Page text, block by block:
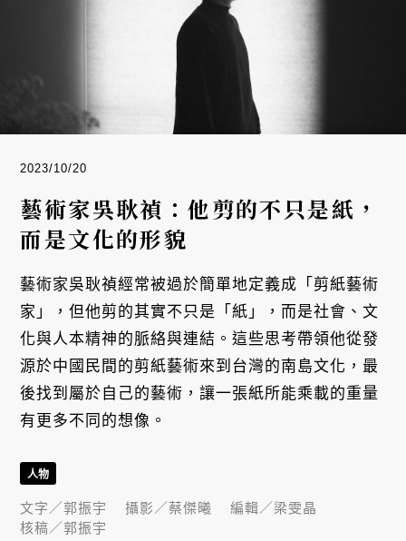
2023/10/20
藝術家吳耿禎：他剪的不只是紙，
而是文化的形貌
藝術家吳耿禎經常被過於簡單地定義成「剪紙藝術
家」，但他剪的其實不只是「紙」，而是社會、文
化與人本精神的脈絡與連結。這些思考帶領他從發
源於中國民間的剪紙藝術來到台灣的南島文化，最
後找到屬於自己的藝術，讓一張紙所能乘載的重量
有更多不同的想像。
人物
文字／郭振宇 攝影／蔡傑曦 編輯／梁雯晶
核稿／郭振宇